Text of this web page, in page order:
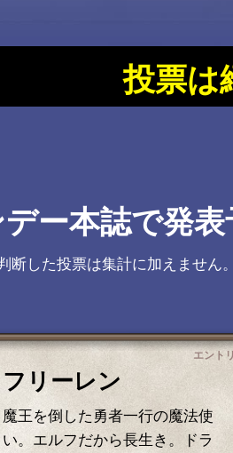
投票は
ー本誌で発表
した投票は集計に加えません。
エント
フリーレン
魔王を倒した勇者一行の魔法使
い。エルフだから長生き。ドラ